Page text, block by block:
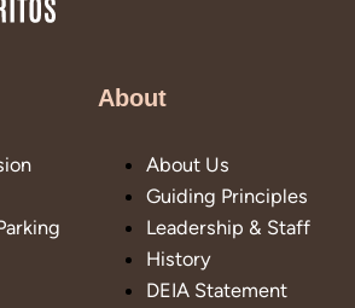
About
About Us
Guiding Principles
Leadership & Staff
History
DEIA Statement